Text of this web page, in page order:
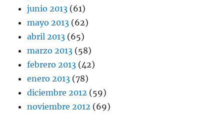
junio 2013 (61)
mayo 2013 (62)
abril 2013 (65)
marzo 2013 (58)
febrero 2013 (42)
enero 2013 (78)
diciembre 2012 (59)
noviembre 2012 (69)